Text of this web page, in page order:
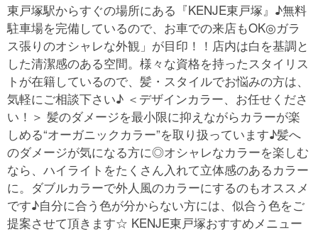
東戸塚駅からすぐの場所にある『KENJE東戸塚』♪無料
駐車場を完備しているので、お車での来店もOK◎ガラ
ス張りのオシャレな外観」が目印！！店内は白を基調と
した清潔感のある空間。様々な資格を持ったスタイリス
トが在籍しているので、髪・スタイルでお悩みの方は、
気軽にご相談下さい♪ ＜デザインカラー、お任せくださ
い！＞ 髪のダメージを最小限に抑えながらカラーが楽
しめる“オーガニックカラー”を取り扱っています♪髪へ
のダメージが気になる方に◎オシャレなカラーを楽しむ
なら、ハイライトをたくさん入れて立体感のあるカラー
に。ダブルカラーで外人風のカラーにするのもオススメ
です♪自分に合う色が分からない方には、似合う色をご
提案させて頂きます☆ KENJE東戸塚おすすめメニュー